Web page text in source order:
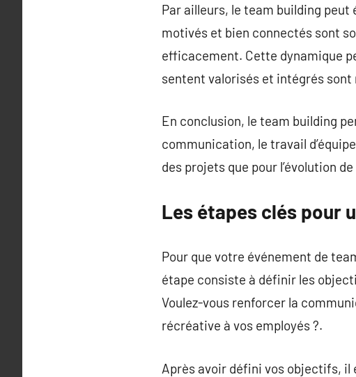
Par ailleurs, le team building
motivés et bien connectés sont
efficacement. Cette dynamique
sentent valorisés et intégrés sont
En conclusion, le team building
communication, le travail
des projets que pour l’évolution
Les étapes clés pour
Pour que votre événement de
étape consiste à définir les
Voulez-vous renforcer la
récréative à vos employés ?.
Après avoir défini vos objectifs,